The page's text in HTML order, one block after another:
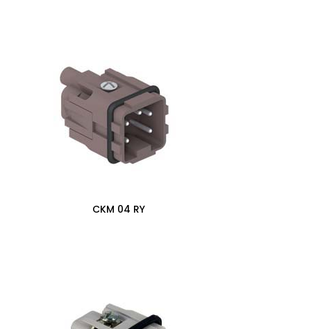
CKM 04 RY